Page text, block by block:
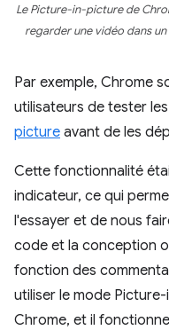
Le Picture-in-picture de
regarder une vidéo dans
Par exemple, Chrome
utilisateurs de tester
picture avant de les
Cette fonctionnalité
indicateur, ce qui
l'essayer et de nous
code et la conception
fonction des
utiliser le mode
Chrome, et il